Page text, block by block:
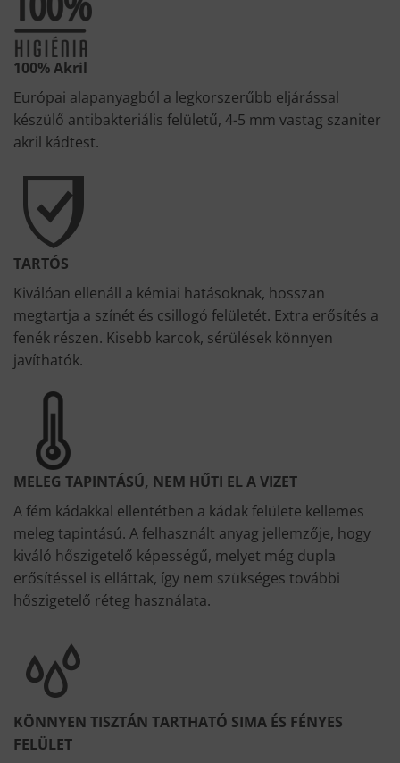
100% Akril
Európai alapanyagból a legkorszerűbb eljárással
készülő antibakteriális felületű, 4-5 mm vastag szaniter
akril kádtest.
TARTÓS
Kiválóan ellenáll a kémiai hatásoknak, hosszan
megtartja a színét és csillogó felületét. Extra erősítés a
fenék részen. Kisebb karcok, sérülések könnyen
javíthatók.
MELEG TAPINTÁSÚ, NEM HŰTI EL A VIZET
A fém kádakkal ellentétben a kádak felülete kellemes
meleg tapintású. A felhasznált anyag jellemzője, hogy
kiváló hőszigetelő képességű, melyet még dupla
erősítéssel is elláttak, így nem szükséges további
hőszigetelő réteg használata.
KÖNNYEN TISZTÁN TARTHATÓ SIMA ÉS FÉNYES
FELÜLET